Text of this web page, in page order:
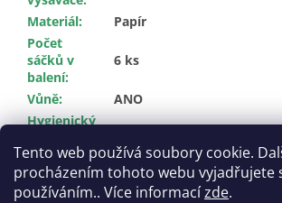
Tento web používá soubory cookie.
procházením tohoto webu vyjadřujete
používáním.. Více informacízde.
Materiál:
Papír
Počet
sáčků v
balení:
6 ks
Vůně:
ANO
Hygienický
ANO